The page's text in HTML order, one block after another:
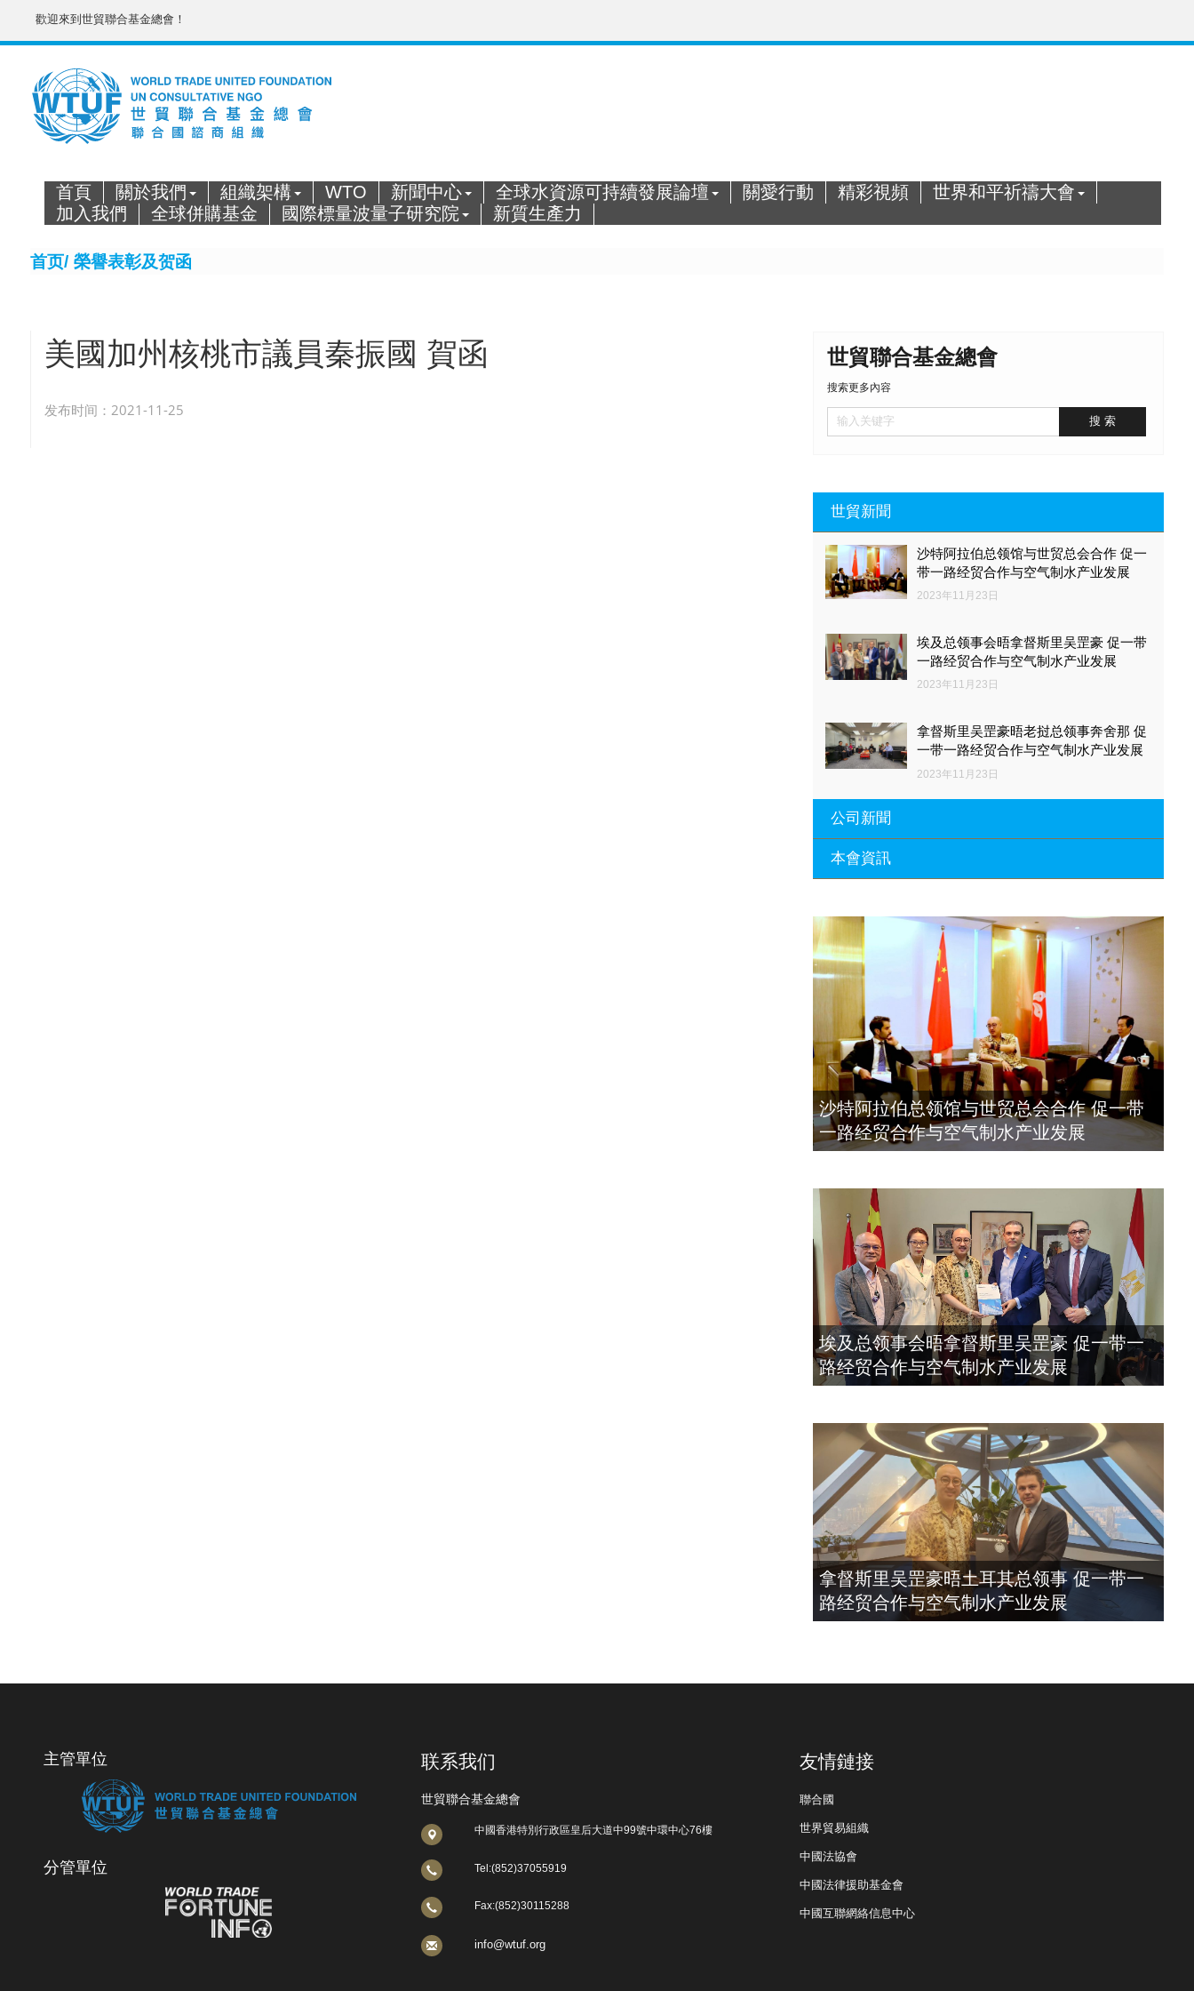
歡迎來到世貿聯合基金總會！
首頁 關於我們 組織架構 WTO 新聞中心 全球水資源可持續發展論壇 關愛行動 精彩視頻
世界和平祈禱大會
加入我們
全球併購基金 國際標量波量子研究院 新質生產力
首页/ 榮譽表彰及贺函
美國加州核桃市議員秦振國 賀函
发布时间：2021-11-25
世貿聯合基金總會
搜索更多內容
世貿新聞
沙特阿拉伯总领馆与世贸总会合作 促一
带一路经贸合作与空气制水产业发展
2023年11月23日
埃及总领事会晤拿督斯里吴罡豪 促一带
一路经贸合作与空气制水产业发展
2023年11月23日
拿督斯里吴罡豪晤老挝总领事奔舍那 促
一带一路经贸合作与空气制水产业发展
2023年11月23日
公司新聞
带一路经贸合作与空气制水产业发展
埃及总领事会晤拿督斯里吴罡豪 促一带
一路经贸合作与空气制水产业发展
2023年11月23日
拿督斯里吴罡豪晤土耳其总领事 促一带
一路经贸合作与空气制水产业发展
2023年11月23日
本會資訊
瑚蒞臨 天泉鼎豐深圳總部及國際標量波
量子研究院
2021年12月10日
標量波光量子導入系統聯合國總部拿督
斯裏吳達鎔教授首發
2021年12月10日
空氣制水發明人吳達鎔出席聯合國環境
科政商管治聯盟會議
2021年12月10日
沙特阿拉伯总领馆与世贸总会合作 促一带
一路经贸合作与空气制水产业发展
埃及总领事会晤拿督斯里吴罡豪 促一带一
路经贸合作与空气制水产业发展
拿督斯里吴罡豪晤土耳其总领事 促一带一
路经贸合作与空气制水产业发展
主管單位
分管單位
联系我们
世貿聯合基金總會
中國香港特別行政區皇后大道中99號中環中心76樓
Tel:(852)37055919
Fax:(852)30115288
info@wtuf.org
友情鏈接
聯合國
世界貿易組織
中國法協會
中國法律援助基金會
中國互聯網絡信息中心